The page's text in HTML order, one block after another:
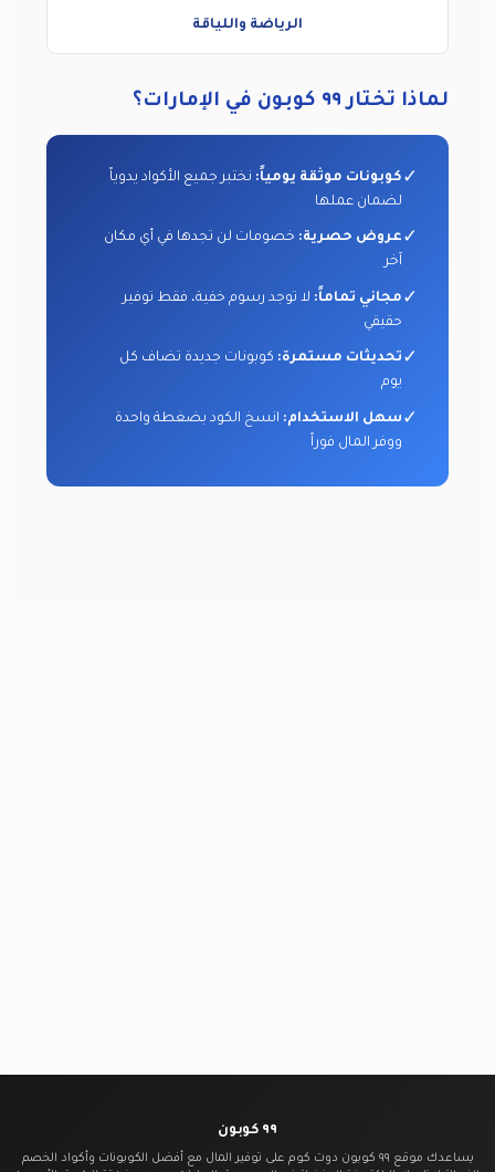
الرياضة واللياقة
لماذا تختار ٩٩ كوبون في الإمارات؟
كوبونات موثقة يومياً:نختبر جميع الأكواد يدوياً
لضمان عملها
عروض حصرية:خصومات لن تجدها في أي مكان
آخر
مجاني تماماً:لا توجد رسوم خفية، فقط توفير
حقيقي
تحديثات مستمرة:كوبونات جديدة تضاف كل
يوم
سهل الاستخدام:انسخ الكود بضغطة واحدة
ووفر المال فوراً
يساعدك موقع ٩٩ كوبون دوت كوم على توفير المال مع أفضل الكوبونات وأكواد الخصم